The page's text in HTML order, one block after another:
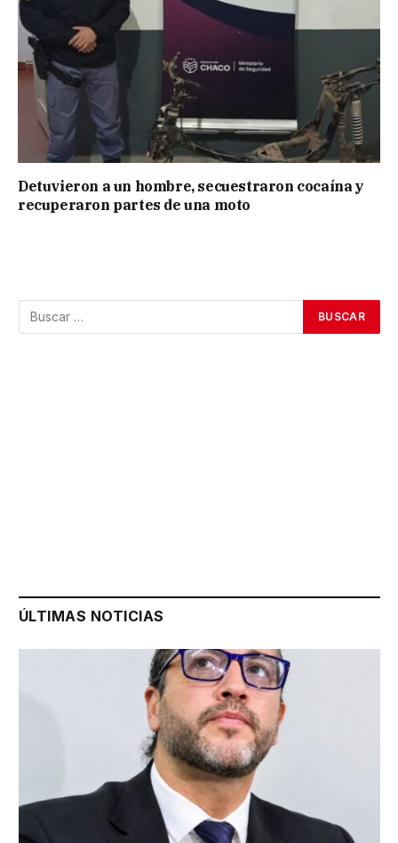
Detuvieron a un hombre, secuestraron cocaína y
recuperaron partes de una moto
ÚLTIMAS NOTICIAS